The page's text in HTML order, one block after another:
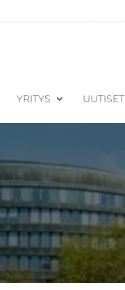
YRITYS UUTISET